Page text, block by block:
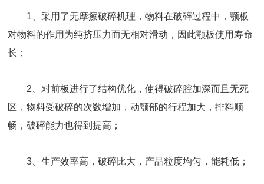
1、采用了无摩擦破碎机理，物料在破碎过程中，颚板
对物料的作用为纯挤压力而无相对滑动，因此颚板使用寿命
长；
2、对前板进行了结构优化，使得破碎腔加深而且无死
区，物料受破碎的次数增加，动颚部的行程加大，排料顺
畅，破碎能力也得到提高；
3、生产效率高，破碎比大，产品粒度均匀，能耗低；